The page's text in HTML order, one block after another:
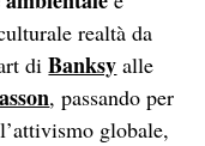
realtà da
diBanksy alle
, passando per
globale,